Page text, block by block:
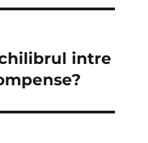
intre